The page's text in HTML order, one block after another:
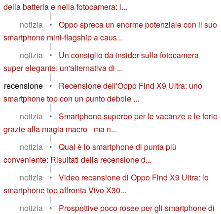
della batteria e nella fotocamera: i...
|
notizia
•
Oppo spreca un enorme potenziale con il suo
smartphone mini-flagship a caus...
|
notizia
•
Un consiglio da insider sulla fotocamera
super elegante: un'alternativa di ...
|
recensione
•
Recensione dell'Oppo Find X9 Ultra: uno
smartphone top con un punto debole ...
|
notizia
•
Smartphone superbo per le vacanze e le ferie
grazie alla magia macro - ma n...
|
notizia
•
Qual è lo smartphone di punta più
conveniente: Risultati della recensione d...
|
notizia
•
Video recensione di Oppo Find X9 Ultra: lo
smartphone top affronta Vivo X30...
|
notizia
•
Prospettive poco rosee per gli smartphone di